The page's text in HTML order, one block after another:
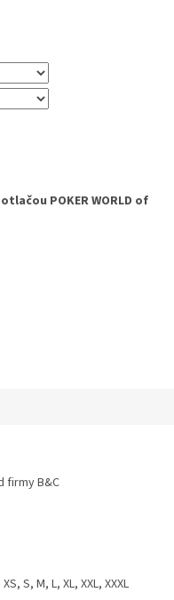
POKER WORLD of
firmy B&C
S, M, L, XL, XXL, XXXL